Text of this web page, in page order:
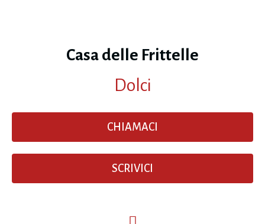
Casa delle Frittelle
Dolci
CHIAMACI
SCRIVICI